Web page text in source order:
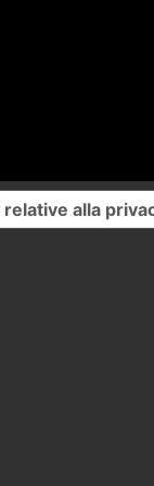
alla